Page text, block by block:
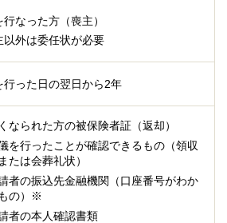
なった方（喪主）
外は委任状が必要
行った日の翌日から2年
なられた方の被保険者証（返却）
を行ったことが確認できるもの（領収
たは会葬礼状）
者の振込先金融機関（口座番号がわか
の）※
者の本人確認書類